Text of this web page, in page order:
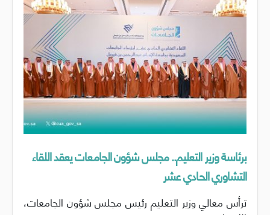
برئاسة وزير التعليم.. مجلس شؤون الجامعات يعقد اللقاء
التشاوري الحادي عشر
ترأس معالي وزير التعليم رئيس مجلس شؤون الجامعات،